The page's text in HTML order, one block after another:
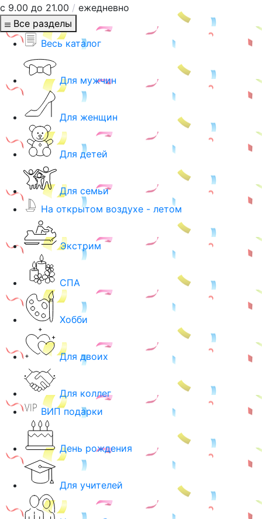
с 9.00 до 21.00 / ежедневно
Все разделы
Весь каталог
Для мужчин
Для женщин
Для детей
Для семьи
На открытом воздухе - летом
Экстрим
СПА
Хобби
Для двоих
Для коллег
ВИП подарки
День рождения
Для учителей